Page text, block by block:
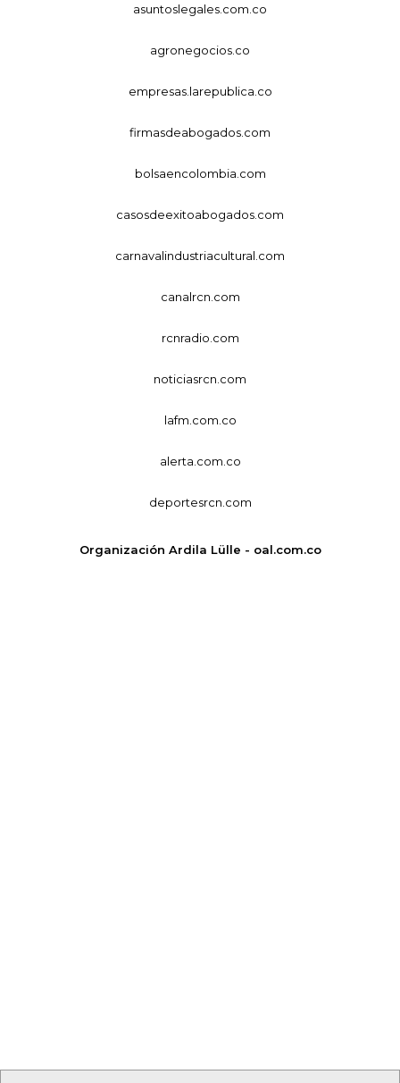
asuntoslegales.com.co
agronegocios.co
empresas.larepublica.co
firmasdeabogados.com
bolsaencolombia.com
casosdeexitoabogados.com
carnavalindustriacultural.com
canalrcn.com
rcnradio.com
noticiasrcn.com
lafm.com.co
alerta.com.co
deportesrcn.com
Organización Ardila Lülle - oal.com.co